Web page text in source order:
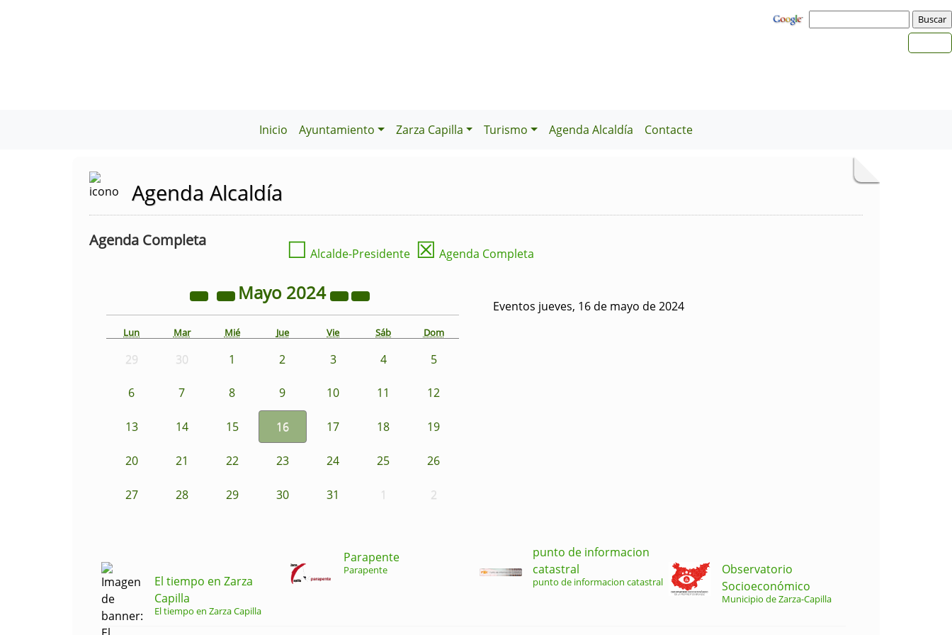
Inicio Ayuntamiento Zarza Capilla Turismo Agenda Alcaldía Contacte
Agenda Alcaldía
Agenda Completa ☐ Alcalde-Presidente ☒ Agenda Completa
Mayo 2024
Lun Mar Mié Jue Vie Sáb Dom
29 30 1 2 3 4 5
6 7 8 9 10 11 12
13 14 15 16 17 18 19
20 21 22 23 24 25 26
27 28 29 30 31 1 2
Eventos jueves, 16 de mayo de 2024
El tiempo en Zarza
Capilla
El tiempo en Zarza Capilla
Parapente
Parapente
punto de informacion
catastral
punto de informacion catastral
Observatorio
Socioeconómico
Municipio de Zarza-Capilla